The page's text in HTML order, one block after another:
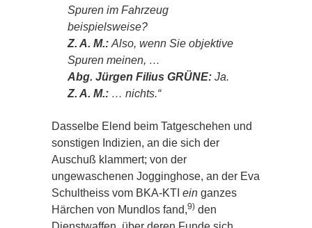
Spuren im Fahrzeug
beispielsweise?
Z. A. M.: Also, wenn Sie objektive
Spuren meinen, …
Abg. Jürgen Filius GRÜNE: Ja.
Z. A. M.: … nichts.“
Dasselbe Elend beim Tatgeschehen und
sonstigen Indizien, an die sich der
Auschuß klammert; von der
ungewaschenen Jogginghose, an der Eva
Schultheiss vom BKA-KTI ein ganzes
Härchen von Mundlos fand,9) den